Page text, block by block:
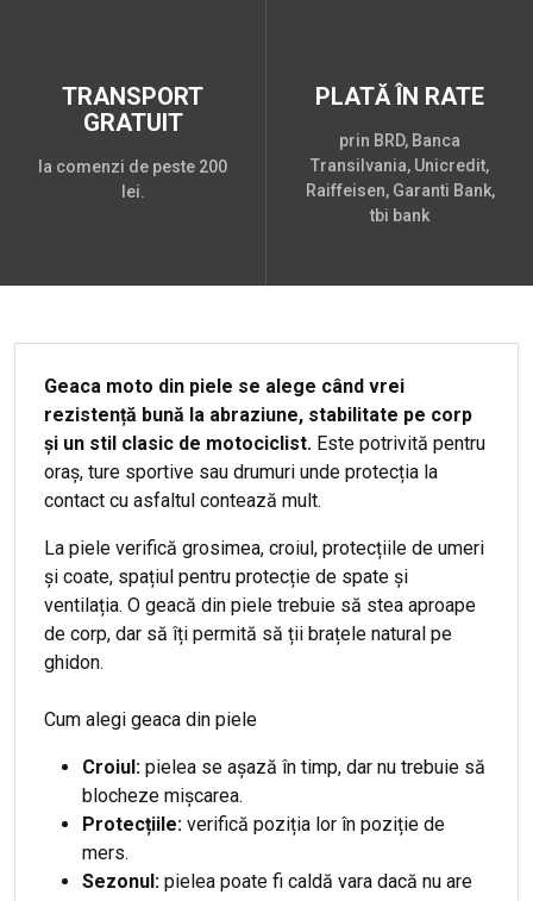
TRANSPORT
GRATUIT
la comenzi de peste 200
lei.
PLATĂ ÎN RATE
prin BRD, Banca
Transilvania, Unicredit,
Raiffeisen, Garanti Bank,
tbi bank
Geaca moto din piele se alege când vrei
rezistență bună la abraziune, stabilitate pe corp
și un stil clasic de motociclist. Este potrivită pentru
oraș, ture sportive sau drumuri unde protecția la
contact cu asfaltul contează mult.
La piele verifică grosimea, croiul, protecțiile de umeri
și coate, spațiul pentru protecție de spate și
ventilația. O geacă din piele trebuie să stea aproape
de corp, dar să îți permită să ții brațele natural pe
ghidon.
Cum alegi geaca din piele
Croiul: pielea se așază în timp, dar nu trebuie să
blocheze mișcarea.
Protecțiile: verifică poziția lor în poziție de
mers.
Sezonul: pielea poate fi caldă vara dacă nu are